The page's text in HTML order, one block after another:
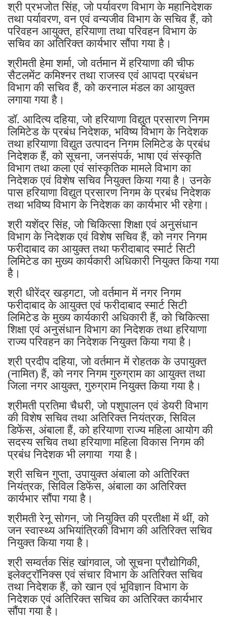
श्री प्रभजोत सिंह, जो पर्यावरण विभाग के महानिदेशक
तथा पर्यावरण, वन एवं वन्यजीव विभाग के सचिव हैं, को
परिवहन आयुक्त, हरियाणा तथा परिवहन विभाग के
सचिव का अतिरिक्त कार्यभार सौंपा गया है।
श्रीमती हेमा शर्मा, जो वर्तमान में हरियाणा की चीफ
सैटलमेंट कमिश्नर तथा राजस्व एवं आपदा प्रबंधन
विभाग की सचिव हैं, को करनाल मंडल का आयुक्त
लगाया गया है।
डॉ. आदित्य दहिया, जो हरियाणा विद्युत प्रसारण निगम
लिमिटेड के प्रबंध निदेशक, भविष्य विभाग के निदेशक
तथा हरियाणा विद्युत उत्पादन निगम लिमिटेड के प्रबंध
निदेशक हैं, को सूचना, जनसंपर्क, भाषा एवं संस्कृति
विभाग तथा कला एवं सांस्कृतिक मामले विभाग का
निदेशक एवं विशेष सचिव नियुक्त किया गया है। उनके
पास हरियाणा विद्युत प्रसारण निगम के प्रबंध निदेशक
तथा भविष्य विभाग के निदेशक का कार्यभार भी रहेगा।
श्री यशेंद्र सिंह, जो चिकित्सा शिक्षा एवं अनुसंधान
विभाग के निदेशक एवं विशेष सचिव हैं, को नगर निगम
फरीदाबाद का आयुक्त तथा फरीदाबाद स्मार्ट सिटी
लिमिटेड का मुख्य कार्यकारी अधिकारी नियुक्त किया गया
है।
श्री धीरेंद्र खड़गटा, जो वर्तमान में नगर निगम
फरीदाबाद के आयुक्त एवं फरीदाबाद स्मार्ट सिटी
लिमिटेड के मुख्य कार्यकारी अधिकारी हैं, को चिकित्सा
शिक्षा एवं अनुसंधान विभाग का निदेशक तथा हरियाणा
राज्य परिवहन का निदेशक नियुक्त किया गया है।
श्री प्रदीप दहिया, जो वर्तमान में रोहतक के उपायुक्त
(नामित) हैं, को नगर निगम गुरुग्राम का आयुक्त तथा
जिला नगर आयुक्त, गुरुग्राम नियुक्त किया गया है।
श्रीमती प्रतिमा चैधरी, जो पशुपालन एवं डेयरी विभाग
की विशेष सचिव तथा अतिरिक्त नियंत्रक, सिविल
डिफेंस, अंबाला हैं, को हरियाणा राज्य महिला आयोग की
सदस्य सचिव तथा हरियाणा महिला विकास निगम की
प्रबंध निदेशक भी लगाया गया है।
श्री सचिन गुप्ता, उपायुक्त अंबाला को अतिरिक्त
नियंत्रक, सिविल डिफेंस, अंबाला का अतिरिक्त
कार्यभार सौंपा गया है।
श्रीमती रेनू सोगन, जो नियुक्ति की प्रतीक्षा में थीं, को
जन स्वास्थ्य अभियांत्रिकी विभाग की अतिरिक्त सचिव
नियुक्त किया गया है।
श्री सम्वर्तक सिंह खांगवाल, जो सूचना प्रौद्योगिकी,
इलेक्ट्रॉनिक्स एवं संचार विभाग के अतिरिक्त सचिव
तथा निदेशक हैं, को खान एवं भूविज्ञान विभाग के
निदेशक एवं अतिरिक्त सचिव का अतिरिक्त कार्यभार
सौंपा गया है।